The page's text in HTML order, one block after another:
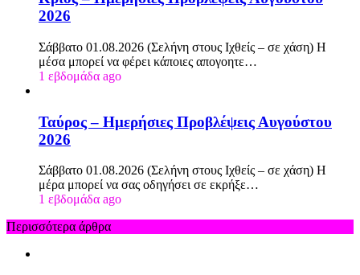
2026
Σάββατο 01.08.2026 (Σελήνη στους Ιχθείς – σε χάση) Η
μέσα μπορεί να φέρει κάποιες απογοητε…
1 εβδομάδα ago
Ταύρος – Ημερήσιες Προβλέψεις Αυγούστου
2026
Σάββατο 01.08.2026 (Σελήνη στους Ιχθείς – σε χάση) Η
μέρα μπορεί να σας οδηγήσει σε εκρήξε…
1 εβδομάδα ago
Περισσότερα άρθρα